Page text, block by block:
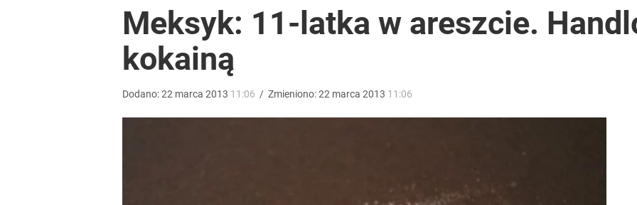
Wróbel: Wywiad z Woydyłło o Idze Świątek obnażył coś znacznie gorszego
Meksyk: 11-latka w areszcie.
kokainą
Dodano:22 marca 2013 11:06 / Zmieniono:22 marca 2013 11:06